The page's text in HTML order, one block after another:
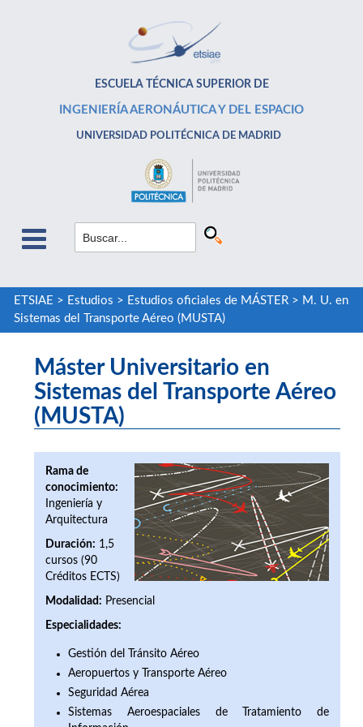
ESCUELA TÉCNICA SUPERIOR DE
INGENIERÍA AERONÁUTICA Y DEL ESPACIO
UNIVERSIDAD POLITÉCNICA DE MADRID
ETSIAE > Estudios > Estudios oficiales de MÁSTER> M. U. en
Sistemas del Transporte Aéreo (MUSTA)
Máster Universitario en
Sistemas del Transporte Aéreo
(MUSTA)
Rama de
conocimiento:
Ingeniería y
Arquitectura
Duración: 1,5
cursos (90
Créditos ECTS)
Modalidad: Presencial
Especialidades:
Gestión del Tránsito Aéreo
Aeropuertos y Transporte Aéreo
Seguridad Aérea
Sistemas Aeroespaciales de Tratamiento de